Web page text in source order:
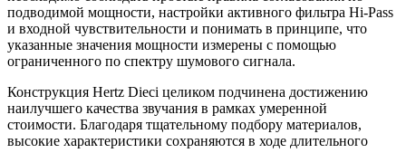
подводимой мощности, настройки активного фильтра Hi-Pass
и входной чувствительности и понимать в принципе, что
указанные значения мощности измерены с помощью
ограниченного по спектру шумового сигнала.
Конструкция Hertz Dieci целиком подчинена достижению
наилучшего качества звучания в рамках умеренной
стоимости. Благодаря тщательному подбору материалов,
высокие характеристики сохраняются в ходе длительного